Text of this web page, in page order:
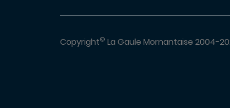
Copyright© La Gaule Mornantaise 2004-